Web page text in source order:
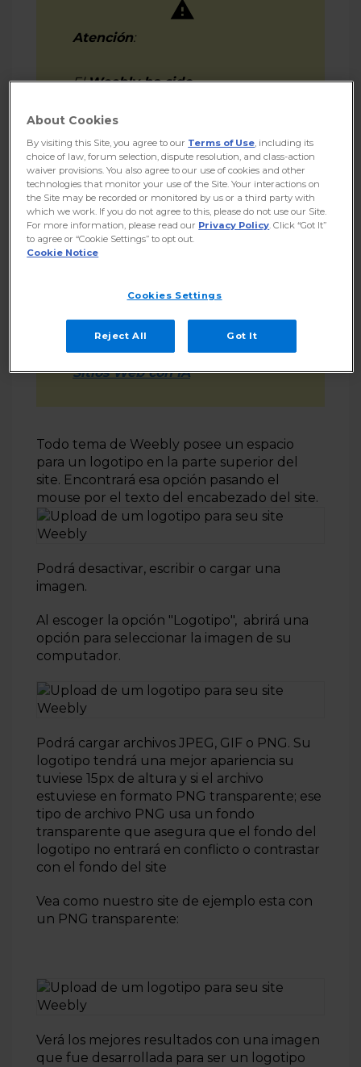
[Descontinuado]
Más información
Atención:
ElWeeblyha sido
actualizaciones. Aún puedes
usarlo, pero no tendrá nuevos
recursos.
Si deseas crear un nuevo sitio
te recomendamos usar el
Consulte,cómo recrear tu sitio
web con el Nuevo Creador de
Sitios Web con IA
Todo tema de Weebly posee un espacio
para un logotipo en la parte superior del
site. Encontrará esa opción pasando el
mouse por el texto del encabezado del site.
Podrá desactivar, escribir o cargar una
imagen.
Al escoger la opción "Logotipo", abrirá una
opción para seleccionar la imagen de su
computador.
Podrá cargar archivos JPEG, GIF o PNG. Su
logotipo tendrá una mejor apariencia su
tuviese 15px de altura y si el archivo
estuviese en formato PNG transparente; ese
tipo de archivo PNG usa un fondo
transparente que asegura que el fondo del
logotipo no entrará en conflicto o contrastar
con el fondo del site
Vea como nuestro site de ejemplo esta con
un PNG transparente:
Verá los mejores resultados con una imagen
que fue desarrollada para ser un logotipo
About Cookies
By visiting this Site, you agree to our Terms of Use, including its
choice of law, forum selection, dispute resolution, and class-action
waiver provisions. You also agree to our use of cookies and other
technologies that monitor your use of the Site. Your interactions on
the Site may be recorded or monitored by us or a third party with
which we work. If you do not agree to this, please do not use our Site.
For more information, please read our Privacy Policy. Click “Got It”
to agree or “Cookie Settings” to opt out.
Cookie Notice
Cookies Settings
Reject All Got It